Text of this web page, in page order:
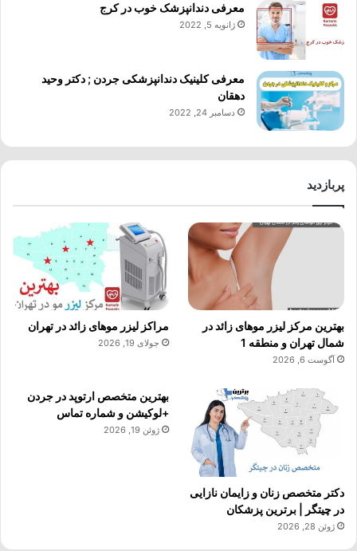
معرفی دندانپزشک خوب در کرج
ژانویه 5, 2022
معرفی کلینیک دندانپزشکی جردن ; دکتر وحید
دهقان
دسامبر 24, 2022
پربازدید
بهترین مرکز لیزر موهای زائد در
شمال تهران و منطقه 1
آگوست 6, 2026
مراکز لیزر موهای زائد در تهران
جولای 19, 2026
دکتر متخصص زنان و زایمان نازایی
در چیتگر | برترین پزشکان
ژوئن 28, 2026
بهترین متخصص ارتوپد در جردن
+لوکیشن و شماره تماس
ژوئن 19, 2026